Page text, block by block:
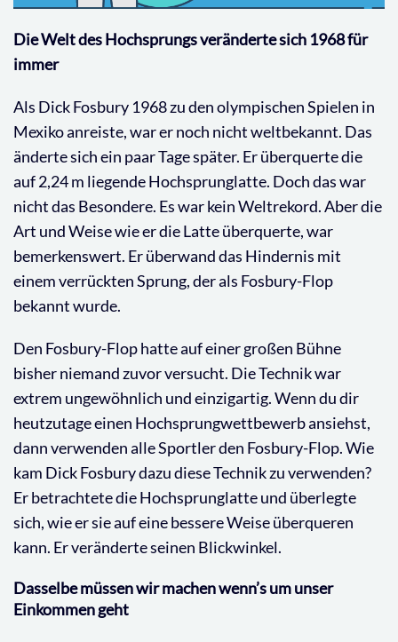
Die Welt des Hochsprungs veränderte sich 1968 für
immer
Als Dick Fosbury 1968 zu den olympischen Spielen in
Mexiko anreiste, war er noch nicht weltbekannt. Das
änderte sich ein paar Tage später. Er überquerte die
auf 2,24 m liegende Hochsprunglatte. Doch das war
nicht das Besondere. Es war kein Weltrekord. Aber die
Art und Weise wie er die Latte überquerte, war
bemerkenswert. Er überwand das Hindernis mit
einem verrückten Sprung, der als Fosbury-Flop
bekannt wurde.
Den Fosbury-Flop hatte auf einer großen Bühne
bisher niemand zuvor versucht. Die Technik war
extrem ungewöhnlich und einzigartig. Wenn du dir
heutzutage einen Hochsprungwettbewerb ansiehst,
dann verwenden alle Sportler den Fosbury-Flop. Wie
kam Dick Fosbury dazu diese Technik zu verwenden?
Er betrachtete die Hochsprunglatte und überlegte
sich, wie er sie auf eine bessere Weise überqueren
kann. Er veränderte seinen Blickwinkel.
Dasselbe müssen wir machen wenn’s um unser
Einkommen geht